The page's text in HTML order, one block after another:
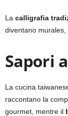
La calligrafia
diventano
Sapori
La cucina
raccontano la
gourmet, mentre il